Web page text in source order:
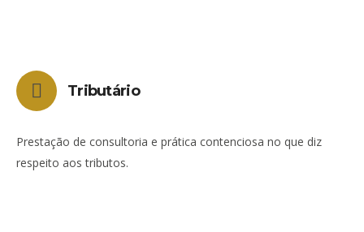
Tributário
Prestação de consultoria e prática contenciosa no que diz
respeito aos tributos.